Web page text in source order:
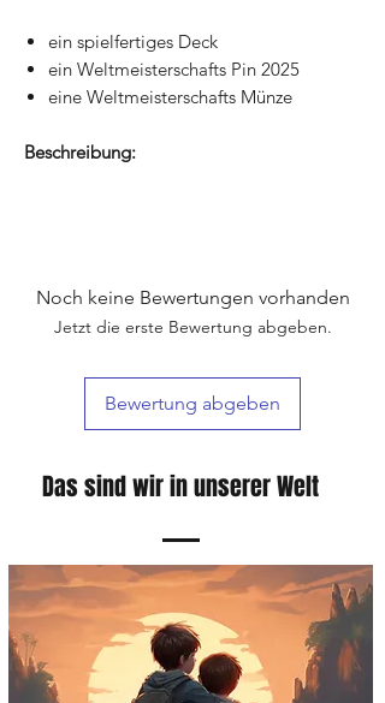
ein spielfertiges Deck
ein Weltmeisterschafts Pin 2025
eine Weltmeisterschafts Münze
Beschreibung:
Noch keine Bewertungen vorhanden
Jetzt die erste Bewertung abgeben.
Bewertung abgeben
Das sind wir in unserer Welt